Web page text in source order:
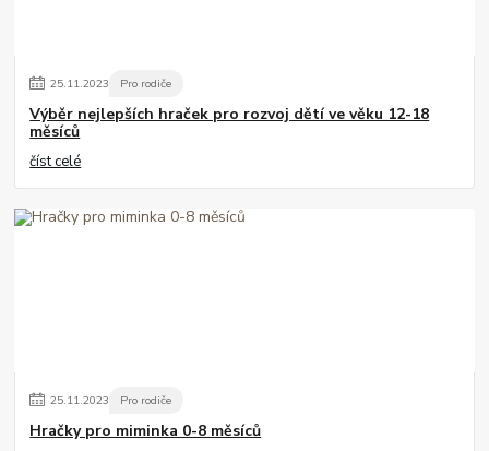
25.11.2023 Pro rodiče
Výběr nejlepších hraček pro rozvoj dětí ve věku 12-18
měsíců
číst celé
25.11.2023 Pro rodiče
Hračky pro miminka 0-8 měsíců